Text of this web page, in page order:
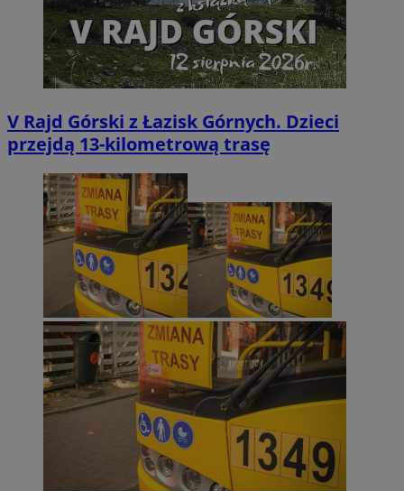
V Rajd Górski z Łazisk Górnych. Dzieci
przejdą 13-kilometrową trasę